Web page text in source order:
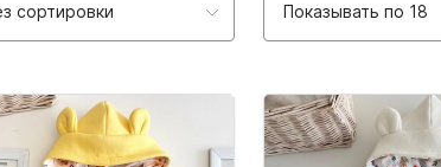
сортировки Показывать по 18